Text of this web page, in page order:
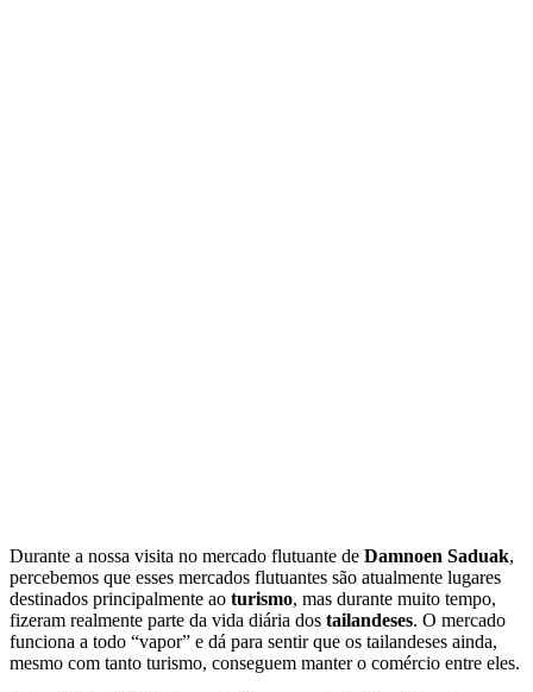
Durante a nossa visita no mercado flutuante de Damnoen Saduak,
percebemos que esses mercados flutuantes são atualmente lugares
destinados principalmente ao turismo, mas durante muito tempo,
fizeram realmente parte da vida diária dos tailandeses. O mercado
funciona a todo “vapor” e dá para sentir que os tailandeses ainda,
mesmo com tanto turismo, conseguem manter o comércio entre eles.